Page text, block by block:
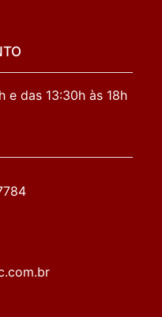
e das 13:30h às 18h